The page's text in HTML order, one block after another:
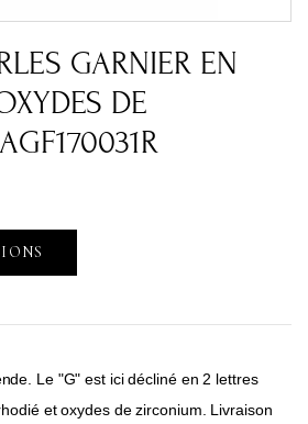
GARNIER EN
DE
Le "G" est ici décliné en 2 lettres
et oxydes de zirconium. Livraison